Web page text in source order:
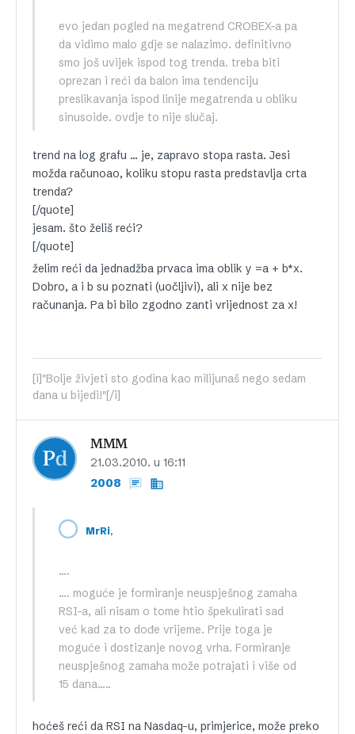
evo jedan pogled na megatrend CROBEX-a pa
da vidimo malo gdje se nalazimo. definitivno
smo još uvijek ispod tog trenda. treba biti
oprezan i reći da balon ima tendenciju
preslikavanja ispod linije megatrenda u obliku
sinusoide. ovdje to nije slučaj.
trend na log grafu … je, zapravo stopa rasta. Jesi
možda računoao, koliku stopu rasta predstavlja crta
trenda?
[/quote]
jesam. što želiš reći?
[/quote]
želim reći da jednadžba prvaca ima oblik y =a + b*x.
Dobro, a i b su poznati (uočljivi), ali x nije bez
računanja. Pa bi bilo zgodno zanti vrijednost za x!
[i]"Bolje živjeti sto godina kao milijunaš nego sedam
dana u bijedi!"[/i]
MMM
21.03.2010. u 16:11
2008
MrRi,
….
…. moguće je formiranje neuspješnog zamaha
RSI-a, ali nisam o tome htio špekulirati sad
već kad za to dođe vrijeme. Prije toga je
moguće i dostizanje novog vrha. Formiranje
neuspješnog zamaha može potrajati i više od
15 dana…..
hoćeš reći da RSI na Nasdaq-u, primjerice, može preko